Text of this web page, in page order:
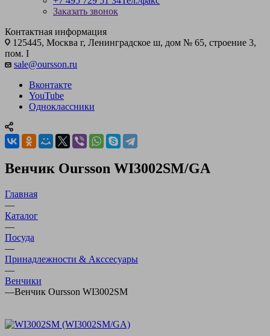
Заказать звонок
Контактная информация
125445, Москва г, Ленинградское ш, дом № 65, строение 3,
пом. I
sale@oursson.ru
Вконтакте
YouTube
Одноклассники
Венчик Oursson WI3002SM/GA
Главная
—
Каталог
—
Посуда
—
Принадлежности & Акссесуары
—
Венчики
—Венчик Oursson WI3002SM